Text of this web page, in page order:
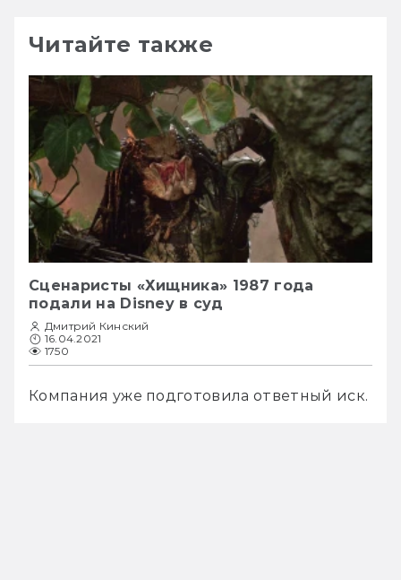
Читайте также
Сценаристы «Хищника» 1987 года
подали на Disney в суд
Дмитрий Кинский
16.04.2021
1750
Компания уже подготовила ответный иск.